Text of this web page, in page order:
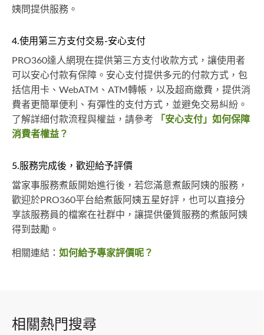
姨問提供服務。
4.使用第三方支付交易-安心支付
PRO360達人網現在提供第三方支付收款方式，讓使用者
可以安心付款有保障。安心支付提供多元的付款方式，包
括信用卡、WebATM、ATM轉帳，以及超商繳費，提供消
費者更簡單便利、有彈性的支付方式，並避免交易糾紛。
了解詳細付款流程與權益，請參考
「安心支付」如何保障
消費者權益？
5.服務完成後，歡迎給予評價
當家事服務煮飯開始進行後，若您滿意煮飯阿姨的服務，
歡迎於PRO360平台給煮飯阿姨五星好評，也可以直接分
享該服務員的檔案在社群中，讓提供優質服務的煮飯阿姨
得到鼓勵。
相關連結： 如何給予專家評價呢？
相關熱門搜尋